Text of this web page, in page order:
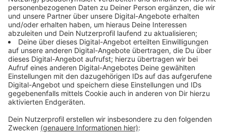
beiden trug während der Tat eine Sonnenbrille.
Zeugen, die sachdienliche Hinweise abgeben
können, werden gebeten, sich unter der
Rufnummer 0241/9577-31501 oder (außerhalb der
Bürozeiten) 0241/9577-34210 zu melden.
Veröffentlicht: Donnerstag, 02.03.2023 09:24
Anzeige